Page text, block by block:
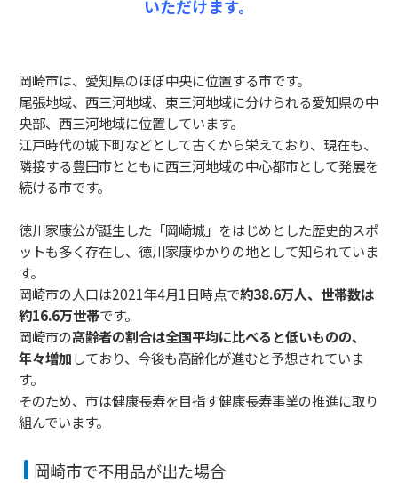
いただけます。
岡崎市は、愛知県のほぼ中央に位置する市です。
尾張地域、西三河地域、東三河地域に分けられる愛知県の中
央部、西三河地域に位置しています。
江戸時代の城下町などとして古くから栄えており、現在も、
隣接する豊田市とともに西三河地域の中心都市として発展を
続ける市です。
徳川家康公が誕生した「岡崎城」をはじめとした歴史的スポ
ットも多く存在し、徳川家康ゆかりの地として知られていま
す。
岡崎市の人口は2021年4月1日時点で約38.6万人、世帯数は
約16.6万世帯です。
岡崎市の高齢者の割合は全国平均に比べると低いものの、
年々増加しており、今後も高齢化が進むと予想されていま
す。
そのため、市は健康長寿を目指す健康長寿事業の推進に取り
組んでいます。
岡崎市で不用品が出た場合